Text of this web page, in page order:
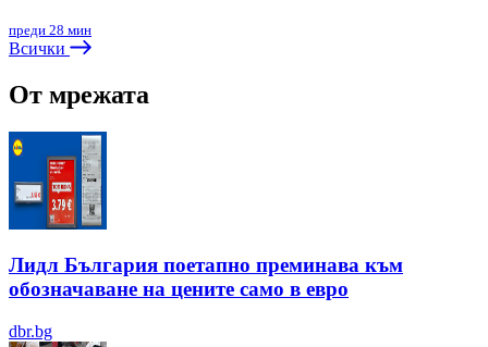
преди 28 мин
Всички
От мрежата
Лидл България поетапно преминава към
обозначаване на цените само в евро
dbr.bg